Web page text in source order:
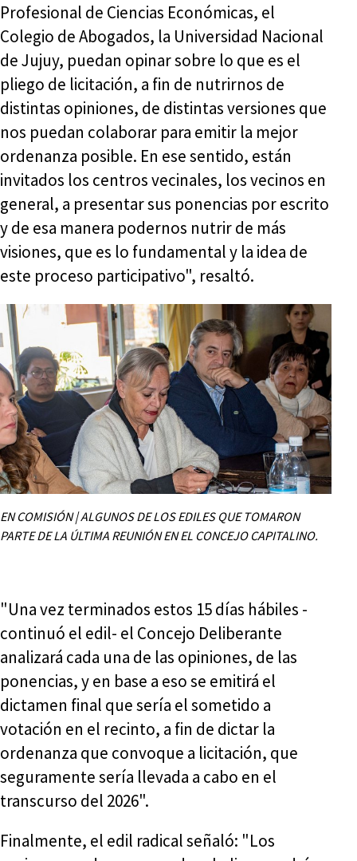
Profesional de Ciencias Económicas, el
Colegio de Abogados, la Universidad Nacional
de Jujuy, puedan opinar sobre lo que es el
pliego de licitación, a fin de nutrirnos de
distintas opiniones, de distintas versiones que
nos puedan colaborar para emitir la mejor
ordenanza posible. En ese sentido, están
invitados los centros vecinales, los vecinos en
general, a presentar sus ponencias por escrito
y de esa manera podernos nutrir de más
visiones, que es lo fundamental y la idea de
este proceso participativo", resaltó.
EN COMISIÓN | ALGUNOS DE LOS EDILES QUE TOMARON
PARTE DE LA ÚLTIMA REUNIÓN EN EL CONCEJO CAPITALINO.
"Una vez terminados estos 15 días hábiles -
continuó el edil- el Concejo Deliberante
analizará cada una de las opiniones, de las
ponencias, y en base a eso se emitirá el
dictamen final que sería el sometido a
votación en el recinto, a fin de dictar la
ordenanza que convoque a licitación, que
seguramente sería llevada a cabo en el
transcurso del 2026".
Finalmente, el edil radical señaló: "Los